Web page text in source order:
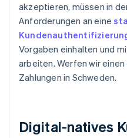
akzeptieren, müssen in
Anforderungen an eine
Vorgaben einhalten und
arbeiten. Werfen wir
Zahlungen in Schweden.
Digital-natives